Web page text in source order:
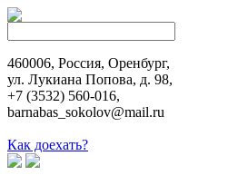
460006, Россия, Оренбург,
ул. Лукиана Попова, д. 98,
+7 (3532) 560-016,
barnabas_sokolov@mail.ru
Как доехать?